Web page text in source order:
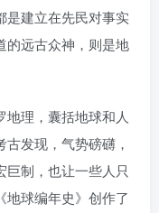
是建立在先民对事实
的远古众神，则是地
地理，囊括地球和人
发现，气势磅礴，
制，也让一些人只
地球编年史》创作了